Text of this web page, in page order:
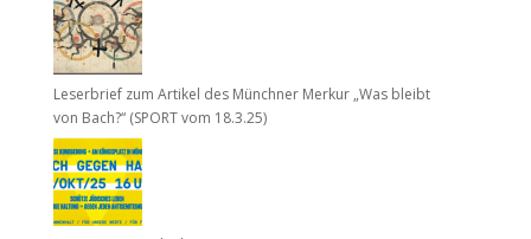
Leserbrief zum Artikel des Münchner Merkur „Was bleibt
von Bach?“ (SPORT vom 18.3.25)